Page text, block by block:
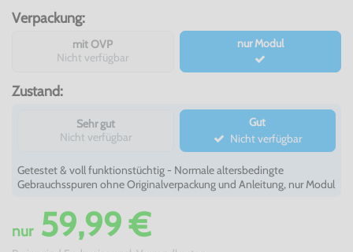
Verpackung:
mit OVP
Nicht verfügbar
nur Modul
Zustand:
Sehr gut
Nicht verfügbar
Gut
Nicht verfügbar
Getestet & voll funktionstüchtig - Normale altersbedingte
Gebrauchsspuren ohne Originalverpackung und Anleitung, nur Modul
nur59,99 €